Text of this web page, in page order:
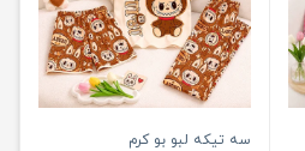
سه تیکه لبو بو کرم